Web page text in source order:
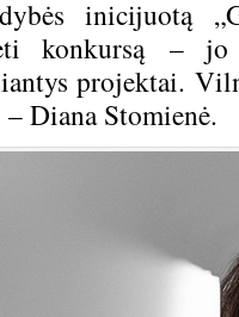
inicijuotą
konkursą –
projektai.
– Diana Stomienė.